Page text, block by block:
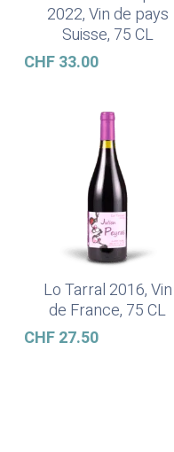
2022, Vin de pays
Suisse, 75 CL
CHF33.00
Ajouter Au Panier
Lo Tarral 2016, Vin
de France, 75 CL
CHF27.50